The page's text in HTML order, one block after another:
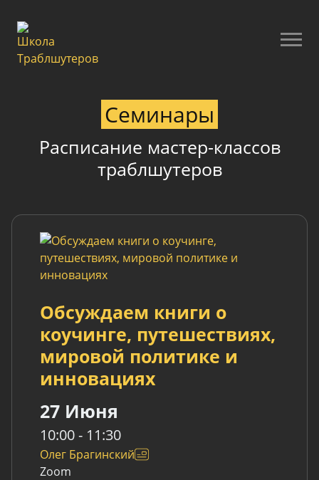
Семинары
Расписание мастер-классов
траблшутеров
Обсуждаем книги о
коучинге, путешествиях,
мировой политике и
инновациях
27 Июня
10:00 - 11:30
Олег Брагинский
Zoom